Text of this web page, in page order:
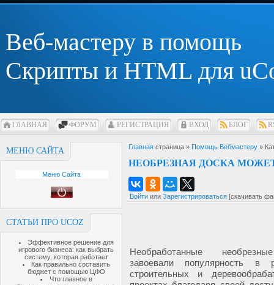
Веб-мастеру в помощь
Скрипты и HTML для
ГЛАВНАЯ ФОРУМ РЕГИСТРАЦИЯ ВХОД БЛОГ
МЕНЮ САЙТА
Меню Сайта
СТАТЬИ ПРО UCOZ
Эффективное решение для
игрового бизнеса: как выбрать
систему, которая работает
Как правильно составить
бюджет с помощью ЦФО
Что главное в
Главная страница » Помощь Вебмастеру »
НЕОБРЕЗНАЯ ДОСКА
Войти или Зарегистрироваться [скачивать
Необработанные
завоевали популярность в
строительных и